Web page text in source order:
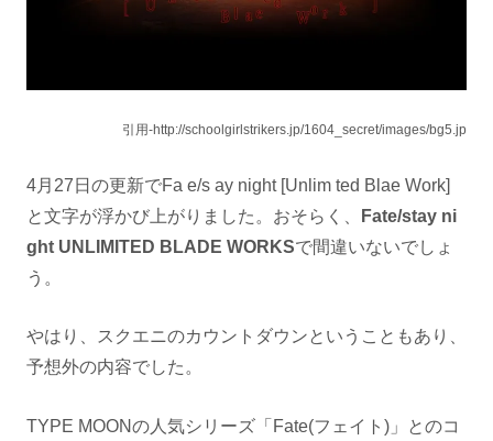
引用-http://schoolgirlstrikers.jp/1604_secret/images/bg5.jp
4月27日の更新でFa e/s ay night [Unlim ted Blae Work]
と文字が浮かび上がりました。おそらく、
Fate/stay ni
ght UNLIMITED BLADE WORKSで間違いないでしょ
う。
やはり、スクエニのカウントダウンということもあり、
予想外の内容でした。
TYPE MOONの人気シリーズ「Fate(フェイト)」とのコ